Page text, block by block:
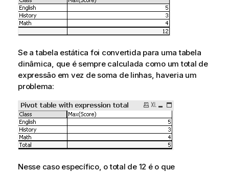
Se a tabela estática foi convertida para uma tabela
dinâmica, que é sempre calculada como um total de
expressão em vez de soma de linhas, haveria um
problema:
Nesse caso específico, o total de 12 é o que